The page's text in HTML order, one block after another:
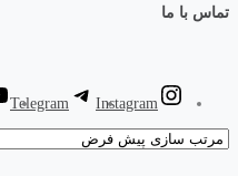
تماس با ما
Instagram
Telegram